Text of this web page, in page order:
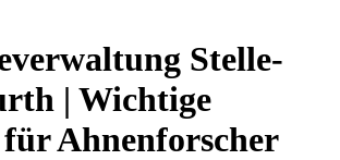
Stelle-
| Wichtige
für Ahnenforscher